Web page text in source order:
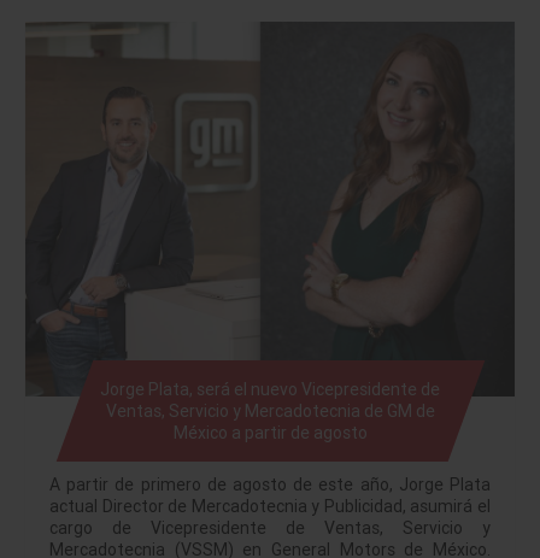
Jorge Plata, será el nuevo Vicepresidente de
Ventas, Servicio y Mercadotecnia de GM de
México a partir de agosto
A partir de primero de agosto de este año, Jorge Plata
actual Director de Mercadotecnia y Publicidad, asumirá el
cargo de Vicepresidente de Ventas, Servicio y
Mercadotecnia (VSSM) en General Motors de México.